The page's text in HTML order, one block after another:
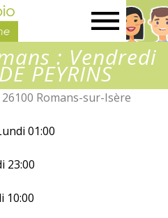
de
Cocagne
: Vendredi
PEYRINS
Romans-sur-Isère
01:00
23:00
10:00